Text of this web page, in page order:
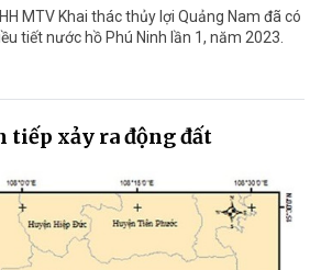
MTV Khai thác thủy lợi Quảng Nam đã có
tiết nước hồ Phú Ninh lần 1, năm 2023.
tiếp xảy ra động đất